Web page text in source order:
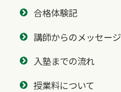
合格体験記
講師からのメッセージ
入塾までの流れ
授業料について